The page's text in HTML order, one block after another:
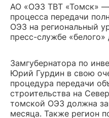
АО «ОЭЗ ТВТ «Томск»
процесса передачи
ОЭЗ на региональный
пресс-службе «белого»
Замгубернатора по
Юрий Гурдин в свою
процедура передачи
строительства на
томской ОЭЗ должна
месяца. Также регион